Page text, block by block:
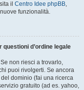
il Centro Idee phpBB,
funzionalità.
d’ordine legale
non riesci a trovarlo,
puoi rivolgerti. Se ancora
dominio (fai una ricerca
gratuito (ad es. yahoo,